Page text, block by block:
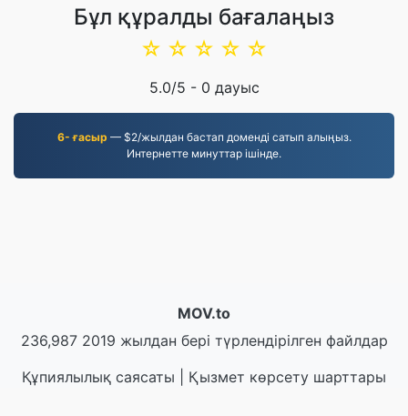
Бұл құралды бағалаңыз
☆
☆
☆
☆
☆
5.0/5 - 0 дауыс
6- ғасыр — $2/жылдан бастап доменді сатып алыңыз.
Интернетте минуттар ішінде.
MOV.to
236,987 2019 жылдан бері түрлендірілген файлдар
Құпиялылық саясаты
Қызмет көрсету шарттары